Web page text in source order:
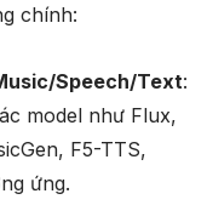
chính:
Speech/Text:
model như Flux,
F5-TTS,
ứng.